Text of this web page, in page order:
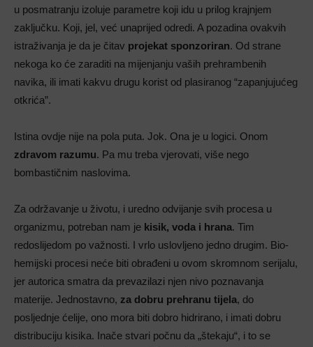
u posmatranju izoluje parametre koji idu u prilog krajnjem
zaključku. Koji, jel, već unaprijed odredi. A pozadina ovakvih
istraživanja je da je čitav projekat sponzoriran. Od strane
nekoga ko će zaraditi na mijenjanju vaših prehrambenih
navika, ili imati kakvu drugu korist od plasiranog “zapanjujućeg
otkrića”.
Istina ovdje nije na pola puta. Jok. Ona je u logici. Onom
zdravom razumu. Pa mu treba vjerovati, više nego
bombastičnim naslovima.
Za održavanje u životu, i uredno odvijanje svih procesa u
organizmu, potreban nam je kisik, voda i hrana. Tim
redoslijedom po važnosti. I vrlo uslovljeno jedno drugim. Bio-
hemijski procesi neće biti obrađeni u ovom skromnom serijalu,
jer autorica smatra da prevazilazi njen nivo poznavanja
materije. Jednostavno, za dobru prehranu tijela, do
posljednje ćelije, ono mora biti dobro hidrirano, i imati dobru
distribuciju kisika. Inače stvari počnu da „štekaju“, i to se